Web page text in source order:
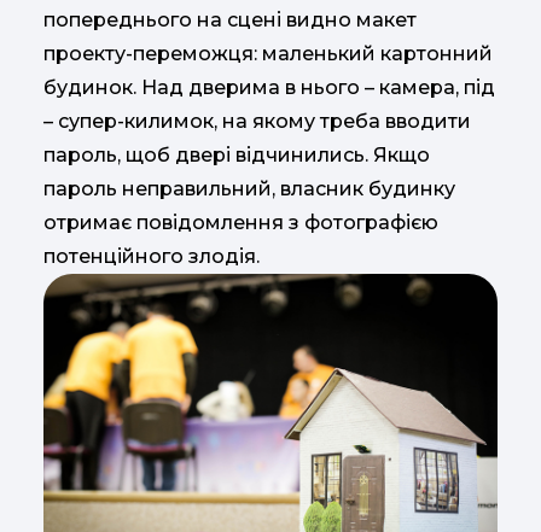
попереднього на сцені видно макет
проекту-переможця: маленький картонний
будинок. Над дверима в нього – камера, під
– супер-килимок, на якому треба вводити
пароль, щоб двері відчинились. Якщо
пароль неправильний, власник будинку
отримає повідомлення з фотографією
потенційного злодія.